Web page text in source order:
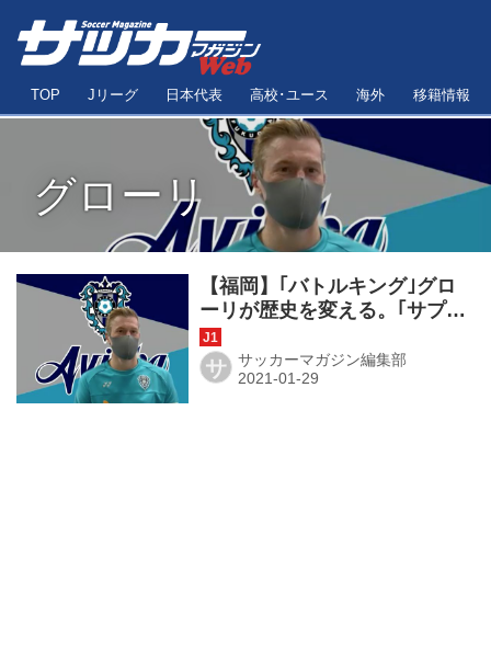
TOP Jリーグ 日本代表 高校･ユース 海外 移籍情報
グローリ
【福岡】｢バトルキング｣グロ
ーリが歴史を変える。｢サプラ
イズを起こす戦いを！｣
サ サッカーマガジン編集部